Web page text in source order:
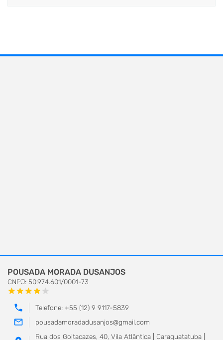
POUSADA MORADA DUSANJOS
CNPJ: 50.974.601/0001-73
starstarstarstar star
phone Telefone: +55 (12) 9 9117-5839
mail_outline pousadamoradadusanjos@gmail.com
Rua dos Goitacazes, 40, Vila Atlântica | Caraguatatuba |